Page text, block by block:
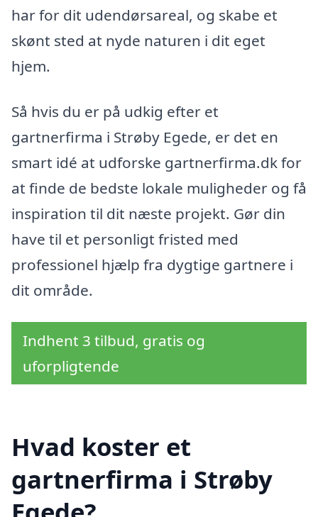
har for dit udendørsareal, og skabe et
skønt sted at nyde naturen i dit eget
hjem.
Så hvis du er på udkig efter et
gartnerfirma i Strøby Egede, er det en
smart idé at udforske gartnerfirma.dk for
at finde de bedste lokale muligheder og få
inspiration til dit næste projekt. Gør din
have til et personligt fristed med
professionel hjælp fra dygtige gartnere i
dit område.
Indhent 3 tilbud, gratis og
uforpligtende
Hvad koster et
gartnerfirma i Strøby